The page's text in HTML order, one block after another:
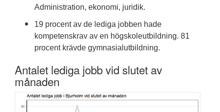
Administration, ekonomi, juridik.
19 procent av de lediga jobben hade
kompetenskrav av en högskoleutbildning. 81
procent krävde gymnasialutbildning.
Antalet lediga jobb vid slutet av
månaden